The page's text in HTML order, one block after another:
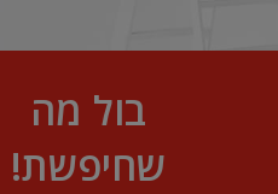
בול מה
שחיפשת!